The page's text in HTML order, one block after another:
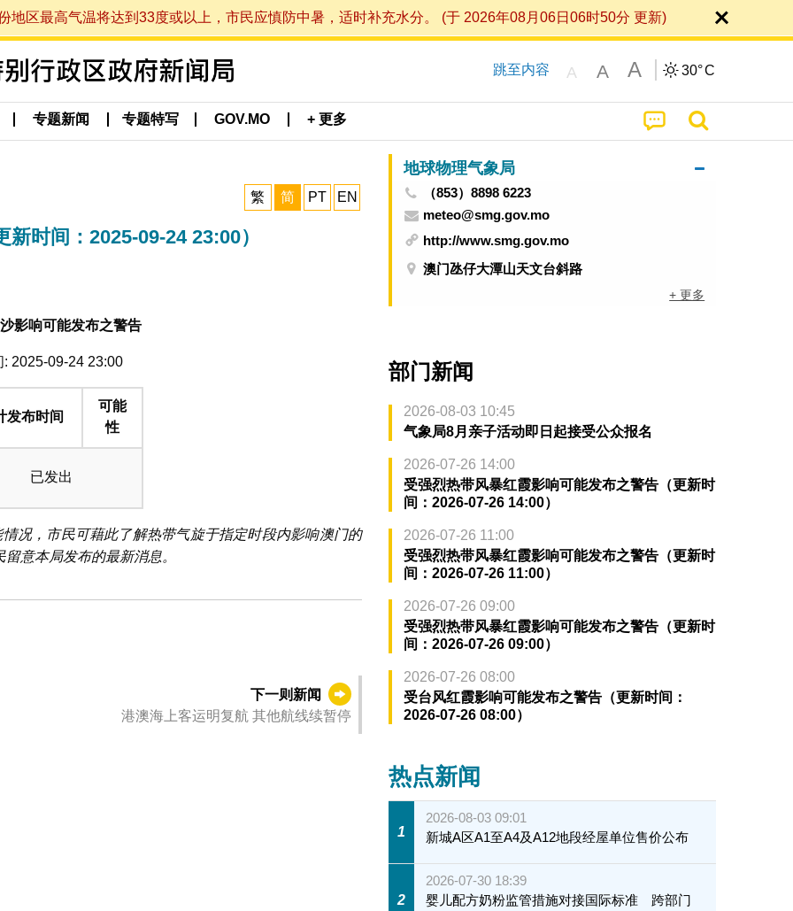
地区最高气温将达到33度或以上，市民应慎防中暑，适时补充水分。 (于 2026年08月06日06时50分 更新)
跳至内容 A A A 30°C
专题新闻 专题特写 GOV.MO + 更多
繁 简 PT EN
时间：2025-09-24 23:00）
影响可能发布之警告
: 2025-09-24 23:00
发布时间
可能
性
已发出
况，市民可藉此了解热带气旋于指定时段内影响澳门的
意本局发布的最新消息。
下一则新闻
港澳海上客运明复航 其他航线续暂停
地球物理气象局
（853）8898 6223
meteo@smg.gov.mo
http://www.smg.gov.mo
澳门氹仔大潭山天文台斜路
+ 更多
部门新闻
2026-08-03 10:45
气象局8月亲子活动即日起接受公众报名
2026-07-26 14:00
受强烈热带风暴红霞影响可能发布之警告（更新时
间：2026-07-26 14:00）
2026-07-26 11:00
受强烈热带风暴红霞影响可能发布之警告（更新时
间：2026-07-26 11:00）
2026-07-26 09:00
受强烈热带风暴红霞影响可能发布之警告（更新时
间：2026-07-26 09:00）
2026-07-26 08:00
受台风红霞影响可能发布之警告（更新时间：
2026-07-26 08:00）
热点新闻
1
2026-08-03 09:01
新城A区A1至A4及A12地段经屋单位售价公布
2
2026-07-30 18:39
婴儿配方奶粉监管措施对接国际标准 跨部门